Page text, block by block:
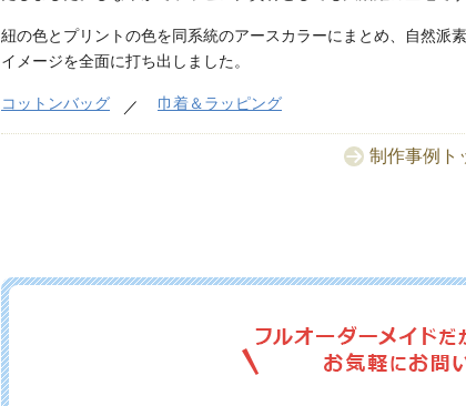
紐の色とプリントの色を同系統のアースカラーにまとめ、自然派
イメージを全面に打ち出しました。
コットンバッグ 巾着＆ラッピング
制作事例ト